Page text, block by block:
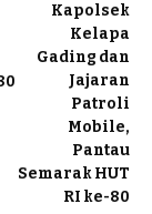
Kapolsek
Kelapa
Gading dan
Jajaran
Patroli
Mobile,
Pantau
Semarak HUT
RI ke-80